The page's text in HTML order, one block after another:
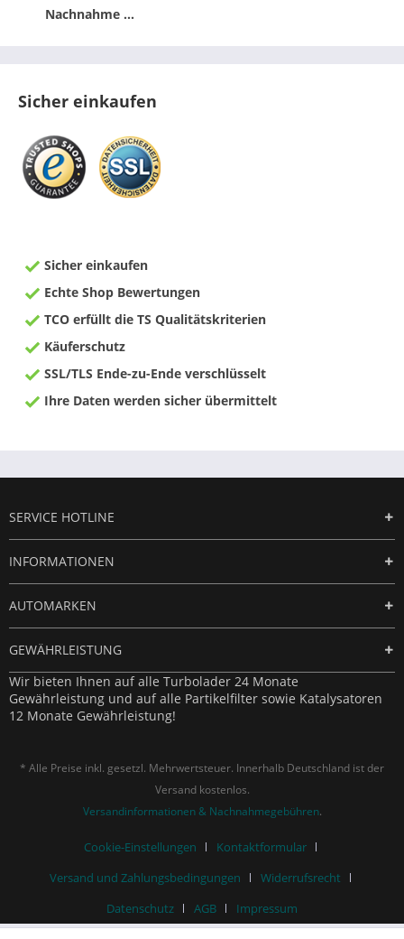
Nachnahme ...
Sicher einkaufen
Sicher einkaufen
Echte Shop Bewertungen
TCO erfüllt die TS Qualitätskriterien
Käuferschutz
SSL/TLS Ende-zu-Ende verschlüsselt
Ihre Daten werden sicher übermittelt
SERVICE HOTLINE
INFORMATIONEN
AUTOMARKEN
GEWÄHRLEISTUNG
Wir bieten Ihnen auf alle Turbolader 24 Monate
Gewährleistung und auf alle Partikelfilter sowie Katalysatoren
12 Monate Gewährleistung!
* Alle Preise inkl. gesetzl. Mehrwertsteuer. Innerhalb Deutschland ist der
Versand kostenlos.
Versandinformationen & Nachnahmegebühren.
Cookie-Einstellungen
Kontaktformular
Versand und Zahlungsbedingungen
Widerrufsrecht
Datenschutz
AGB Impressum